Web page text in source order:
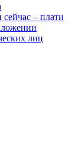
– плати
лиц